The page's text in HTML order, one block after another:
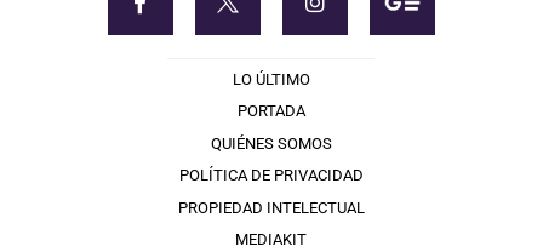
LO ÚLTIMO
PORTADA
QUIÉNES SOMOS
POLÍTICA DE PRIVACIDAD
PROPIEDAD INTELECTUAL
MEDIAKIT